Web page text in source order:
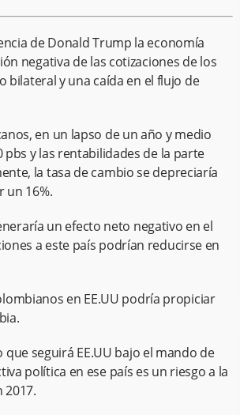
de Donald Trump la economía
negativa de las cotizaciones de los
bilateral y una caída en el flujo de
en un lapso de un año y medio
y las rentabilidades de la parte
la tasa de cambio se depreciaría
un 16%.
un efecto neto negativo en el
a este país podrían reducirse en
en EE.UU podría propiciar
seguirá EE.UU bajo el mando de
política en ese país es un riesgo a la
2017.